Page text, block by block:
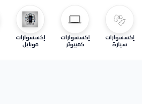
إكسسوارات
سيارة
إكسسوارات
كمبيوتر
إكسسوارات
موبايل